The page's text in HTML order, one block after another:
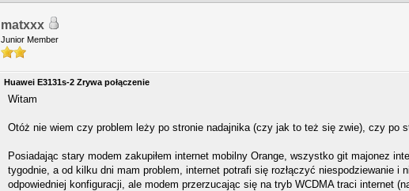
matxxx
Junior Member
Huawei E3131s-2 Zrywa połączenie
Witam
Otóż nie wiem czy problem leży po stronie nadajnika (czy jak to też się zwie), czy po
Posiadając stary modem zakupiłem internet mobilny Orange, wszystko git majonez
tygodnie, a od kilku dni mam problem, internet potrafi się rozłączyć niespodziewanie i
odpowiedniej konfiguracji, ale modem przerzucając się na tryb WCDMA traci internet